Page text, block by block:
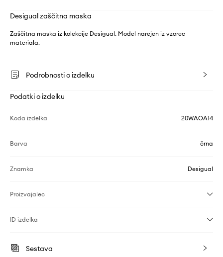
Desigual zaščitna maska
Zaščitna maska iz kolekcije Desigual. Model narejen iz vzorec
materiala.
Podrobnosti o izdelku
Podatki o izdelku
Koda izdelka 20WAOA14
Barva črna
Znamka Desigual
Proizvajalec
ID izdelka
Sestava